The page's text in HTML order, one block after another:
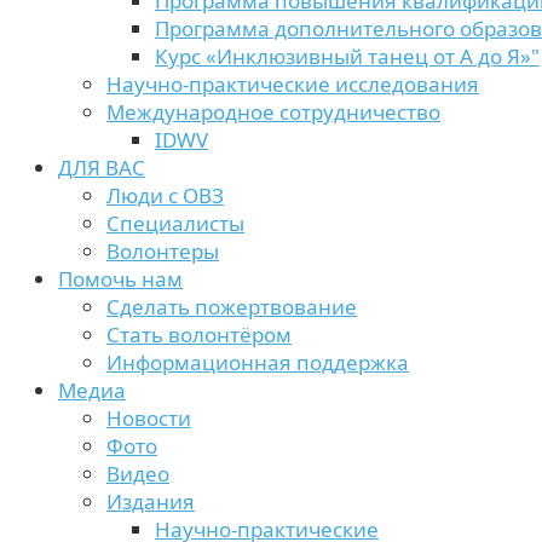
Программа дополнительного
Курс «Инклюзивный танец от А до Я»"
Научно-практические исследования
Международное сотрудничество
IDWV
ДЛЯ ВАС
Люди с ОВЗ
Специалисты
Волонтеры
Помочь нам
Сделать пожертвование
Стать волонтёром
Информационная поддержка
Медиа
Новости
Фото
Видео
Издания
Научно-практические